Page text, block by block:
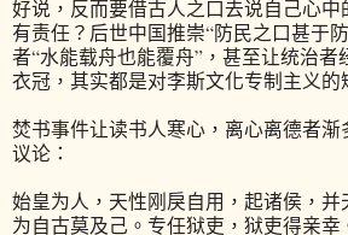
好说，反而要借古人之口去说自己心
有责任？后世中国推崇“防民之口甚于
者“水能载舟也能覆舟”，甚至让统治者
衣冠，其实都是对李斯文化专制主义的
焚书事件让读书人寒心，离心离德者
议论：
始皇为人，天性刚戾自用，起诸侯，
为自古莫及己。专任狱吏，狱吏得亲